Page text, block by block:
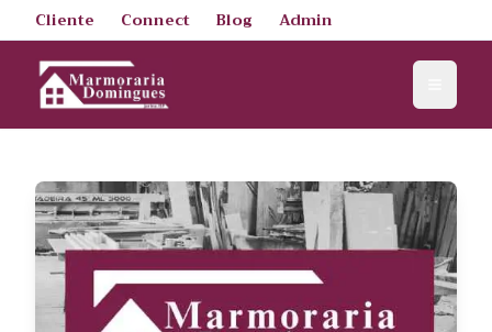
Cliente Connect Blog Admin